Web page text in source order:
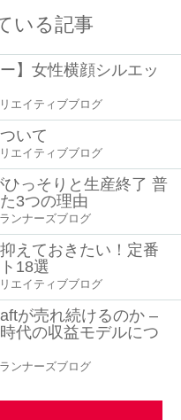
いる記事
ー】女性横顔シルエッ
エイティブブログ
いて
エイティブブログ
ひっそりと生産終了 普
3つの理由
ンナーズブログ
えておきたい！定番
18選
エイティブブログ
が売れ続けるのか –
代の収益モデルにつ
ンナーズブログ